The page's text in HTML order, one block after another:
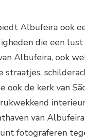
Albufeira ook
die een
Albufeira, ook
straatjes,
de kerk van
van
fotograferen